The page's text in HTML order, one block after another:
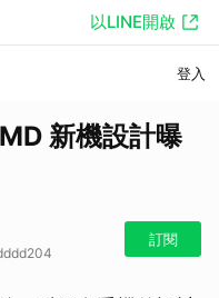
以LINE開啟
登入
新機設計曝
訂閱